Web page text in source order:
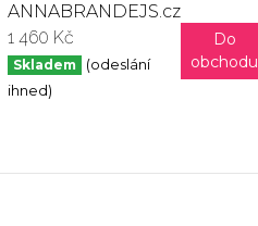
ANNABRANDEJS.cz
1 460 Kč
Skladem
(odeslání
ihned)
Do
obchodu